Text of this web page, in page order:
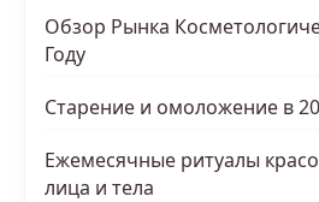
Обзор Рынка
Году
Старение и омоложение в
Ежемесячные ритуалы
лица и тела